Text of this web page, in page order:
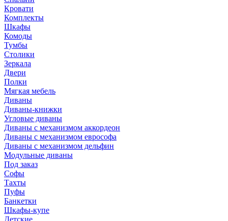
Кровати
Комплекты
Шкафы
Комоды
Тумбы
Столики
Зеркала
Двери
Полки
Мягкая мебель
Диваны
Диваны-книжки
Угловые диваны
Диваны с механизмом аккордеон
Диваны с механизмом еврософа
Диваны с механизмом дельфин
Модульные диваны
Под заказ
Софы
Тахты
Пуфы
Банкетки
Шкафы-купе
Детские